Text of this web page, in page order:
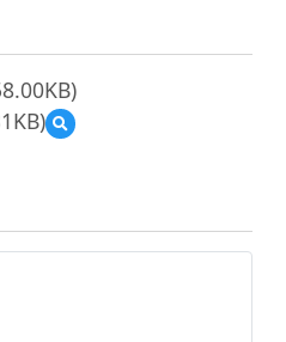
預
覽
育
教